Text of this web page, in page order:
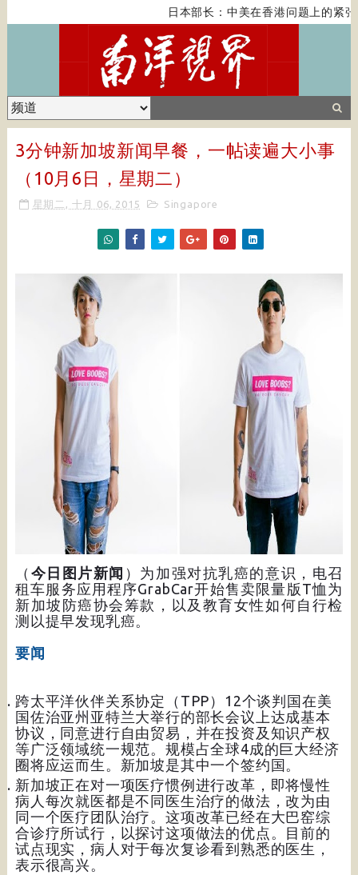
日本部长：中美在香港问题上的紧张
3分钟新加坡新闻早餐，一帖读遍大小事
（10月6日，星期二）
星期二, 十月 06, 2015 Singapore
（ 今日图片新闻 ）为加强对抗乳癌的意识，电召
租车服务应用程序GrabCar开始售卖限量版T恤为
新加坡防癌协会筹款，以及教育女性如何自行检
测以提早发现乳癌。
要闻
跨太平洋伙伴关系协定（TPP）12个谈判国在美
国佐治亚州亚特兰大举行的部长会议上达成基本
协议，同意进行自由贸易，并在投资及知识产权
等广泛领域统一规范。规模占全球4成的巨大经济
圈将应运而生。新加坡是其中一个签约国。
新加坡正在对一项医疗惯例进行改革，即将慢性
病人每次就医都是不同医生治疗的做法，改为由
同一个医疗团队治疗。这项改革已经在大巴窑综
合诊疗所试行，以探讨这项做法的优点。目前的
试点现实，病人对于每次复诊看到熟悉的医生，
表示很高兴。